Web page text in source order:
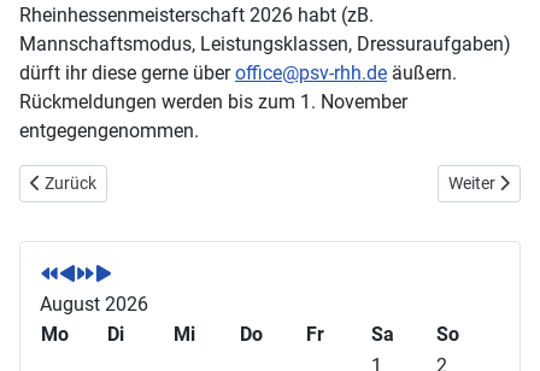
Rheinhessenmeisterschaft 2026 habt (zB.
Mannschaftsmodus, Leistungsklassen, Dressuraufgaben)
dürft ihr diese gerne überoffice@psv-rhh.de äußern.
Rückmeldungen werden bis zum 1. November
entgegengenommen.
Vorheriger Beitrag: Nachruf auf Ernst Klemmer
Zurück Nächster
Weiter
V
o
r
h
V
o
r
h
N
ä
c
N
ä
c
August 2026
Mo
Di Mi Do Fr Sa
So
1
2